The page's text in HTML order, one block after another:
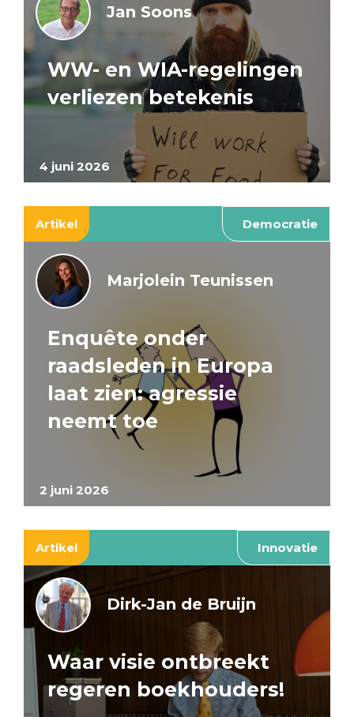
4 juni 2026
Jan Soons
WW- en WIA-regelingen
verliezen betekenis
Artikel Democratie
2 juni 2026
Marjolein Teunissen
Enquête onder
raadsleden in Europa
laat zien: agressie
neemt toe
Artikel Innovatie
Dirk-Jan de Bruijn
Waar visie ontbreekt
regeren boekhouders!